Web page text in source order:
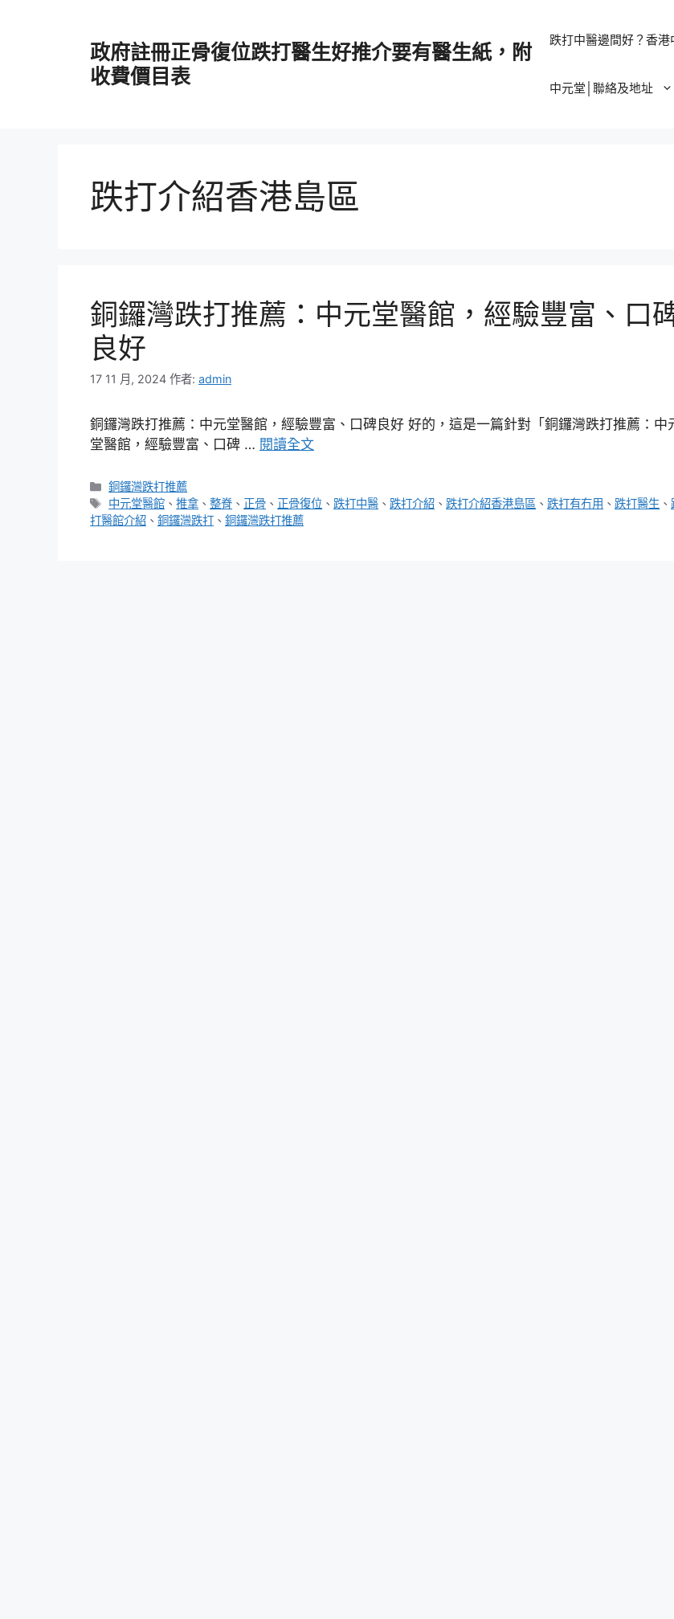
政府註冊正骨復位跌打醫生好推介要有醫生紙，附
收費價目表
跌打中醫邊間好？香
中元堂│聯絡及地址
跌打介紹香港島區
銅鑼灣跌打推薦：中元堂醫館，經驗豐富、口
良好
17 11 月, 2024 作者: admin
銅鑼灣跌打推薦：中元堂醫館，經驗豐富、口碑良好 好的，這是一篇針對「銅鑼灣跌打推薦：中
堂醫館，經驗豐富、口碑 … 閱讀全文
分
類
銅鑼灣跌打推薦
標
籤
中元堂醫館 、推拿 、整脊 、 正骨 、 正骨復位 、 跌打中醫 、 跌打介紹 、 跌打介紹香港島區 、 跌打有冇用 、 跌打醫生 、
打醫館介紹 、 銅鑼灣跌打 、 銅鑼灣跌打推薦